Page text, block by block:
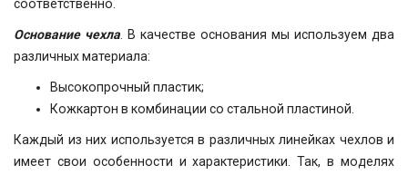
соответственно.
Основание чехла . В качестве основания мы используем два
различных материала:
Высокопрочный пластик;
Кожкартон в комбинации со стальной пластиной.
Каждый из них используется в различных линейках чехлов и
имеет свои особенности и характеристики. Так, в моделях